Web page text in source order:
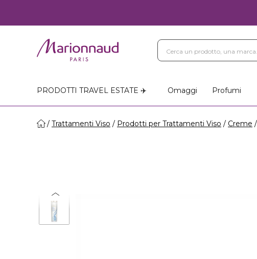
PRODOTTI TRAVEL ESTATE ✈️ Omaggi Profumi
Trattamenti Viso Prodotti per Trattamenti Viso Creme